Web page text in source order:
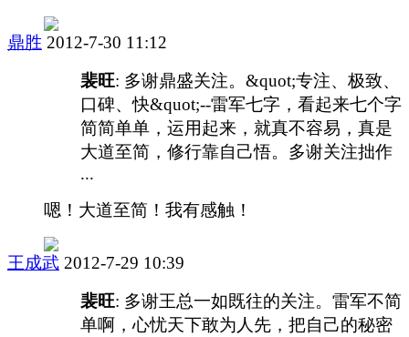
鼎胜 2012-7-30 11:12
裴旺: 多谢鼎盛关注。&quot;专注、极致、
口碑、快&quot;--雷军七字，看起来七个字
简简单单，运用起来，就真不容易，真是
大道至简，修行靠自己悟。多谢关注拙作
...
嗯！大道至简！我有感触！
王成武 2012-7-29 10:39
裴旺: 多谢王总一如既往的关注。雷军不简
单啊，心忧天下敢为人先，把自己的秘密